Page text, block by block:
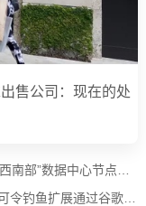
售公司：现在的处
新型“Stanley”黑产 MaaS 遭曝光，可令钓鱼扩展通过谷歌 Chrome 商店审核